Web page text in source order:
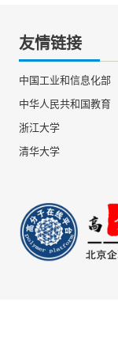
友情链接
中国工业和信息化部
中华人民共和国教育
浙江大学
清华大学